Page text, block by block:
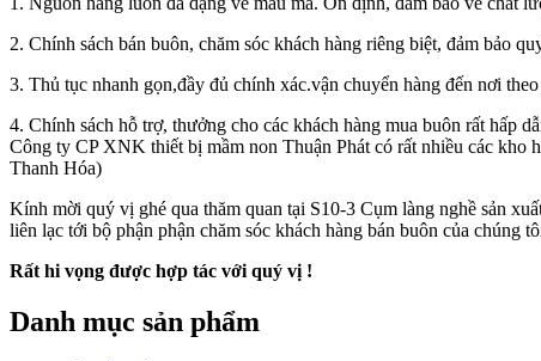
2. Chính sách bán buôn, chăm sóc khách hàng riêng biệt, đảm bảo
3. Thủ tục nhanh gọn,đầy đủ chính xác.vận chuyển hàng đến nơi
4. Chính sách hỗ trợ, thưởng cho các khách hàng mua buôn rất hấp
Công ty CP XNK thiết bị mầm non Thuận Phát có rất nhiều các
Thanh Hóa)
Kính mời quý vị ghé qua thăm quan tại S10-3 Cụm làng nghề sản
liên lạc tới bộ phận phận chăm sóc khách hàng bán buôn của chúng
Rất hi vọng được hợp tác với quý vị !
Danh mục sản phẩm